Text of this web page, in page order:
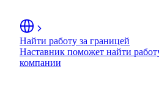
Найти работу за границей
Наставник поможет найти
компании